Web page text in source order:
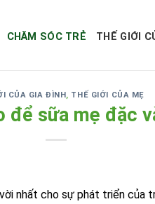
CHĂM SÓC TRẺ THẾ GIỚI
CỦA GIA ĐÌNH, THẾ GIỚI CỦA MẸ
để sữa mẹ đặc
nhất cho sự phát triển của